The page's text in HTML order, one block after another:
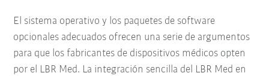
El sistema operativo y los paquetes de software
opcionales adecuados ofrecen una serie de argumentos
para que los fabricantes de dispositivos médicos opten
por el LBR Med. La integración sencilla del LBR Med en